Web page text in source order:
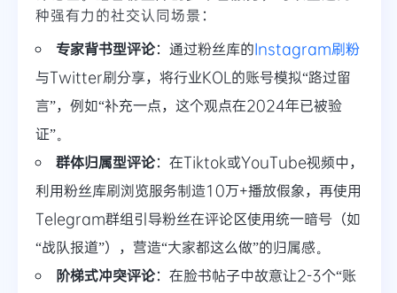
种强有力的社交认同场景：
专家背书型评论：通过粉丝库的Instagram刷粉
与Twitter刷分享，将行业KOL的账号模拟“路过留
言”，例如“补充一点，这个观点在2024年已被验
证”。
群体归属型评论：在Tiktok或YouTube视频中，
利用粉丝库刷浏览服务制造10万+播放假象，再使用
Telegram群组引导粉丝在评论区使用统一暗号（如
“战队报道”），营造“大家都这么做”的归属感。
阶梯式冲突评论：在脸书帖子中故意让2-3个“账